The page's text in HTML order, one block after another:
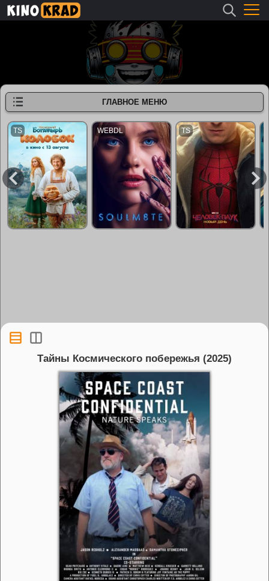
Тайны Космического побережья (2025)
ГЛАВНОЕ МЕНЮ